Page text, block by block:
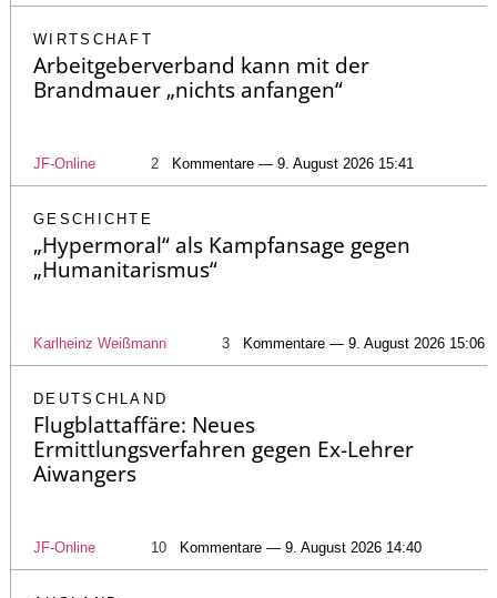
WIRTSCHAFT
Arbeitgeberverband kann mit der
Brandmauer „nichts anfangen“
JF-Online 2 Kommentare — 9. August 2026 15:41
GESCHICHTE
„Hypermoral“ als Kampfansage gegen
„Humanitarismus“
Karlheinz Weißmann 3 Kommentare — 9. August 2026 15:06
DEUTSCHLAND
Flugblattaffäre: Neues
Ermittlungsverfahren gegen Ex-Lehrer
Aiwangers
JF-Online 10 Kommentare — 9. August 2026 14:40